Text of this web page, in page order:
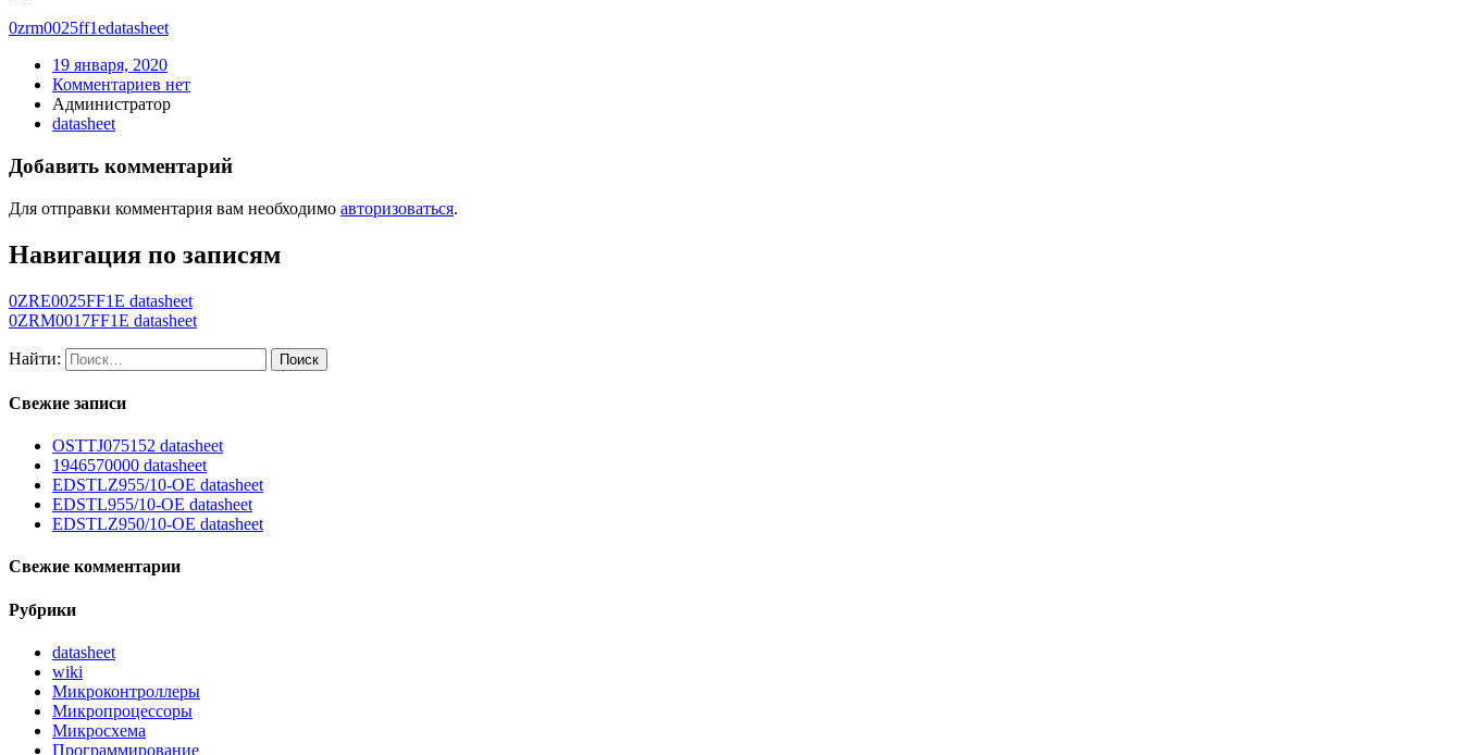
0zrm0025ff1edatasheet
19 января, 2020
Комментариев нет
Администратор
datasheet
Добавить комментарий
Для отправки комментария вам необходимо авторизоваться.
Навигация по записям
0ZRE0025FF1E datasheet
0ZRM0017FF1E datasheet
Найти:
Свежие записи
OSTTJ075152 datasheet
1946570000 datasheet
EDSTLZ955/10-OE datasheet
EDSTL955/10-OE datasheet
EDSTLZ950/10-OE datasheet
Свежие комментарии
Рубрики
datasheet
wiki
Микроконтроллеры
Микропроцессоры
Микросхема
Программирование